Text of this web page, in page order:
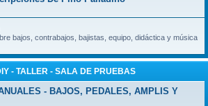
bajos, contrabajos, bajistas, equipo, didáctica y música
- TALLER - SALA DE PRUEBAS
- BAJOS, PEDALES, AMPLIS Y